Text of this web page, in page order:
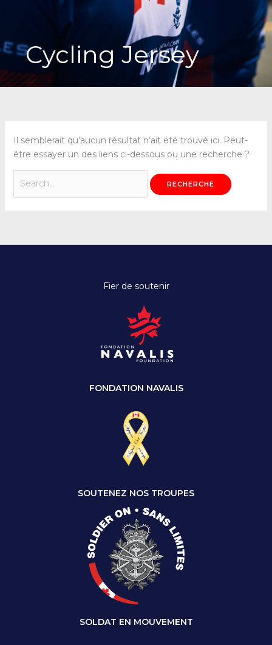
Cycling Jersey
Il semblerait qu’aucun résultat n’ait été trouvé ici. Peut-
être essayer un des liens ci-dessous ou une recherche ?
Fier de soutenir
FONDATION NAVALIS
SOUTENEZ NOS TROUPES
SOLDAT EN MOUVEMENT